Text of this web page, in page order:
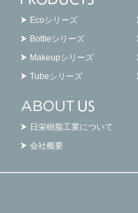
Ecoシリーズ
Bottleシリーズ
Makeupシリーズ
Tubeシリーズ
日栄樹脂工業について
会社概要